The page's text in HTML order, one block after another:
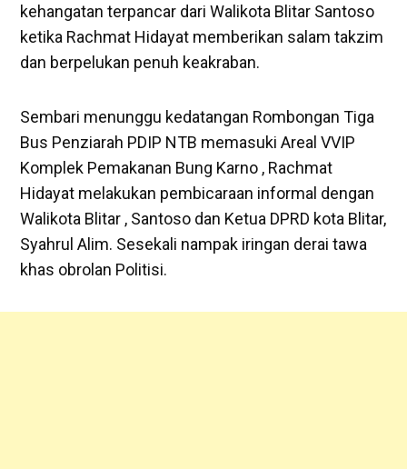
kehangatan terpancar dari Walikota Blitar Santoso
ketika Rachmat Hidayat memberikan salam takzim
dan berpelukan penuh keakraban.
Sembari menunggu kedatangan Rombongan Tiga
Bus Penziarah PDIP NTB memasuki Areal VVIP
Komplek Pemakanan Bung Karno , Rachmat
Hidayat melakukan pembicaraan informal dengan
Walikota Blitar , Santoso dan Ketua DPRD kota Blitar,
Syahrul Alim. Sesekali nampak iringan derai tawa
khas obrolan Politisi.